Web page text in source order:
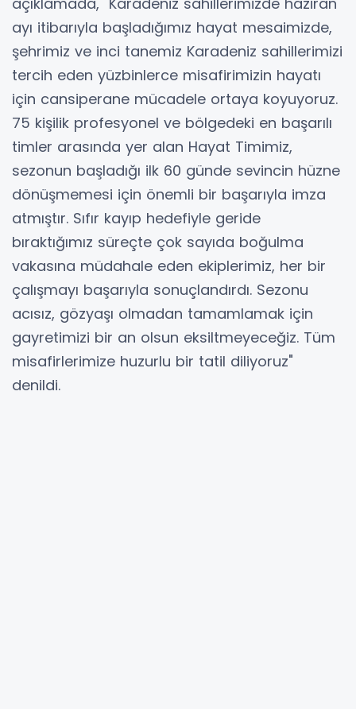
ayı itibarıyla başladığımız hayat mesaimizde,
şehrimiz ve inci tanemiz Karadeniz sahillerimizi
tercih eden yüzbinlerce misafirimizin hayatı
için cansiperane mücadele ortaya koyuyoruz.
75 kişilik profesyonel ve bölgedeki en başarılı
timler arasında yer alan Hayat Timimiz,
sezonun başladığı ilk 60 günde sevincin hüzne
dönüşmemesi için önemli bir başarıyla imza
atmıştır. Sıfır kayıp hedefiyle geride
bıraktığımız süreçte çok sayıda boğulma
vakasına müdahale eden ekiplerimiz, her bir
çalışmayı başarıyla sonuçlandırdı. Sezonu
acısız, gözyaşı olmadan tamamlamak için
gayretimizi bir an olsun eksiltmeyeceğiz. Tüm
misafirlerimize huzurlu bir tatil diliyoruz"
denildi.